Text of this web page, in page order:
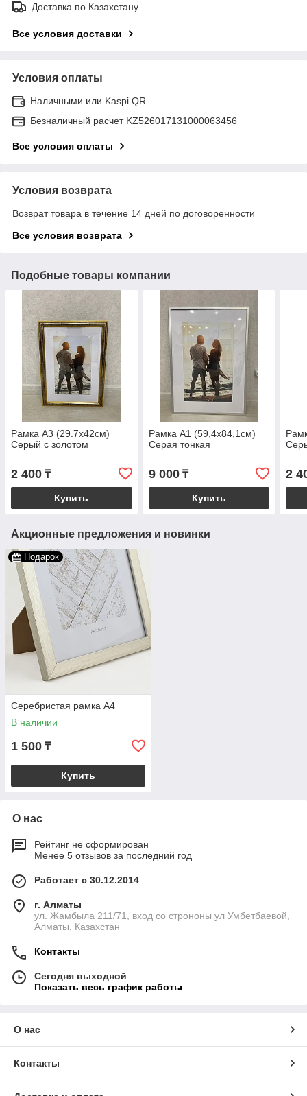
Доставка по Казахстану
Все условия доставки
Условия оплаты
Наличными или Kaspi QR
Безналичный расчет KZ526017131000063456
Все условия оплаты
Условия возврата
Возврат товара в течение 14 дней по договоренности
Все условия возврата
Подобные товары компании
Рамка А3 (29.7х42см)
Серый с золотом
2 400 ₸
Купить
Рамка А1 (59,4х84,1см)
Серая тонкая
9 000₸
Купить
2
Акционные предложения и новинки
Подарок
Серебристая рамка А4
В наличии
1 500 ₸
Купить
О нас
Рейтинг не сформирован
Менее 5 отзывов за последний год
Работает с 30.12.2014
г. Алматы
ул. Жамбыла 211/71, вход со строноны ул Умбетбаевой,
Алматы, Казахстан
Контакты
Сегодня выходной
Показать весь график работы
О нас
Контакты